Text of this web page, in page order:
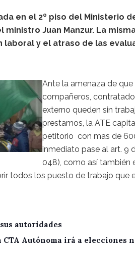
en el 2º piso del Ministerio
Juan Manzur. La
laboral y el atraso de las
Ante la amenaza de
compañeros,
externo queden sin
prestamos, la ATE
petitorio con mas de
inmediato pase al art. 9
048), como así también
todos los puesto de trabajo que
autoridades
CTA Autónoma irá a elecciones